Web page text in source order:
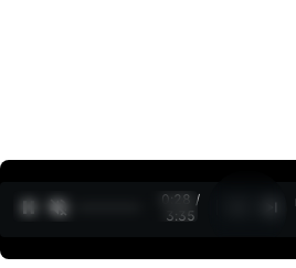
0:30 /
3:35